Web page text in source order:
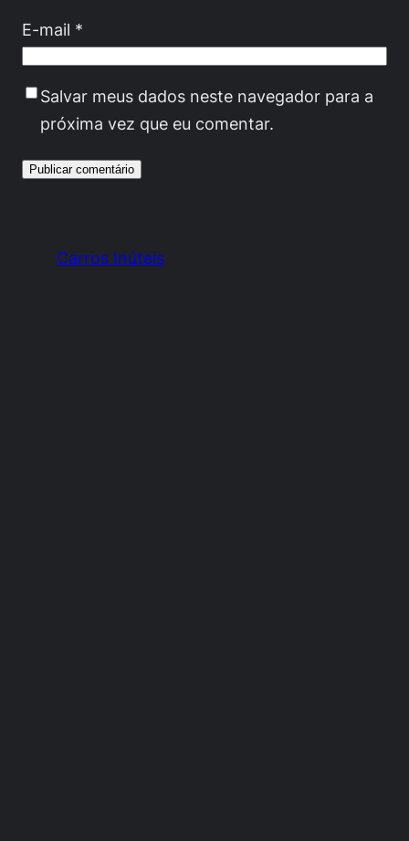
E-mail *
Salvar meus dados neste navegador para a
próxima vez que eu comentar.
Carros Inúteis